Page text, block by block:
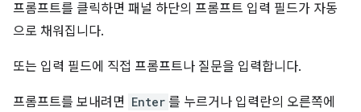
프롬프트를 클릭하면 패널 하단의 프롬프트 입력 필드가 자동
으로 채워집니다.
또는 입력 필드에 직접 프롬프트나 질문을 입력합니다.
프롬프트를 보내려면 Enter 를 누르거나 입력란의 오른쪽에